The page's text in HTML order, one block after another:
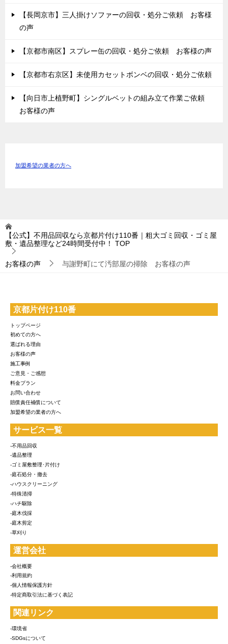
【長岡京市】三人掛けソファーの回収・処分ご依頼 お客様
の声
【京都市南区】スプレー缶の回収・処分ご依頼 お客様の声
【京都市右京区】未使用カセットボンベの回収・処分ご依頼
【向日市上植野町】シングルベットの組み立て作業ご依頼
お客様の声
加盟希望の業者の方へ
【公式】不用品回収なら京都片付け110番｜粗大ゴミ回収・ゴミ屋
敷・遺品整理など24時間受付中！
TOP
お客様の声 与謝野町にて汚部屋の掃除 お客様の声
京都片付け110番
トップページ
初めての方へ
選ばれる理由
お客様の声
施工事例
ご意見・ご感想
料金プラン
お問い合わせ
賠償責任補償について
加盟希望の業者の方へ
サービス一覧
-不用品回収
-遺品整理
-ゴミ屋敷整理･片付け
-庭石処分・撤去
-ハウスクリーニング
-特殊清掃
-ハチ駆除
-庭木伐採
-庭木剪定
-草刈り
運営会社
-会社概要
-利用規約
-個人情報保護方針
-特定商取引法に基づく表記
関連リンク
-環境省
-SDGsについて